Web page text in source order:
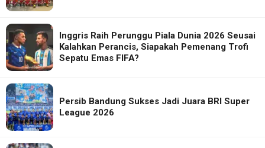
Inggris Raih Perunggu Piala Dunia 2026 Seusai
Kalahkan Perancis, Siapakah Pemenang Trofi
Sepatu Emas FIFA?
Persib Bandung Sukses Jadi Juara BRI Super
League 2026